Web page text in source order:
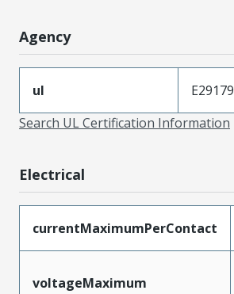
Agency
ul
E29179
Search UL Certification Information
Electrical
currentMaximumPerContact
voltageMaximum